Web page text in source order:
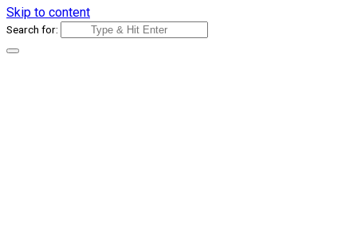
Skip to content
Search for: